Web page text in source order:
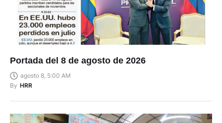
Portada del 8 de agosto de 2026
agosto 8, 5:00 AM
By HRR